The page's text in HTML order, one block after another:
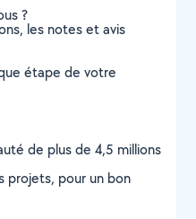
?
les notes et avis
étape de votre
de plus de 4,5 millions
projets, pour un bon